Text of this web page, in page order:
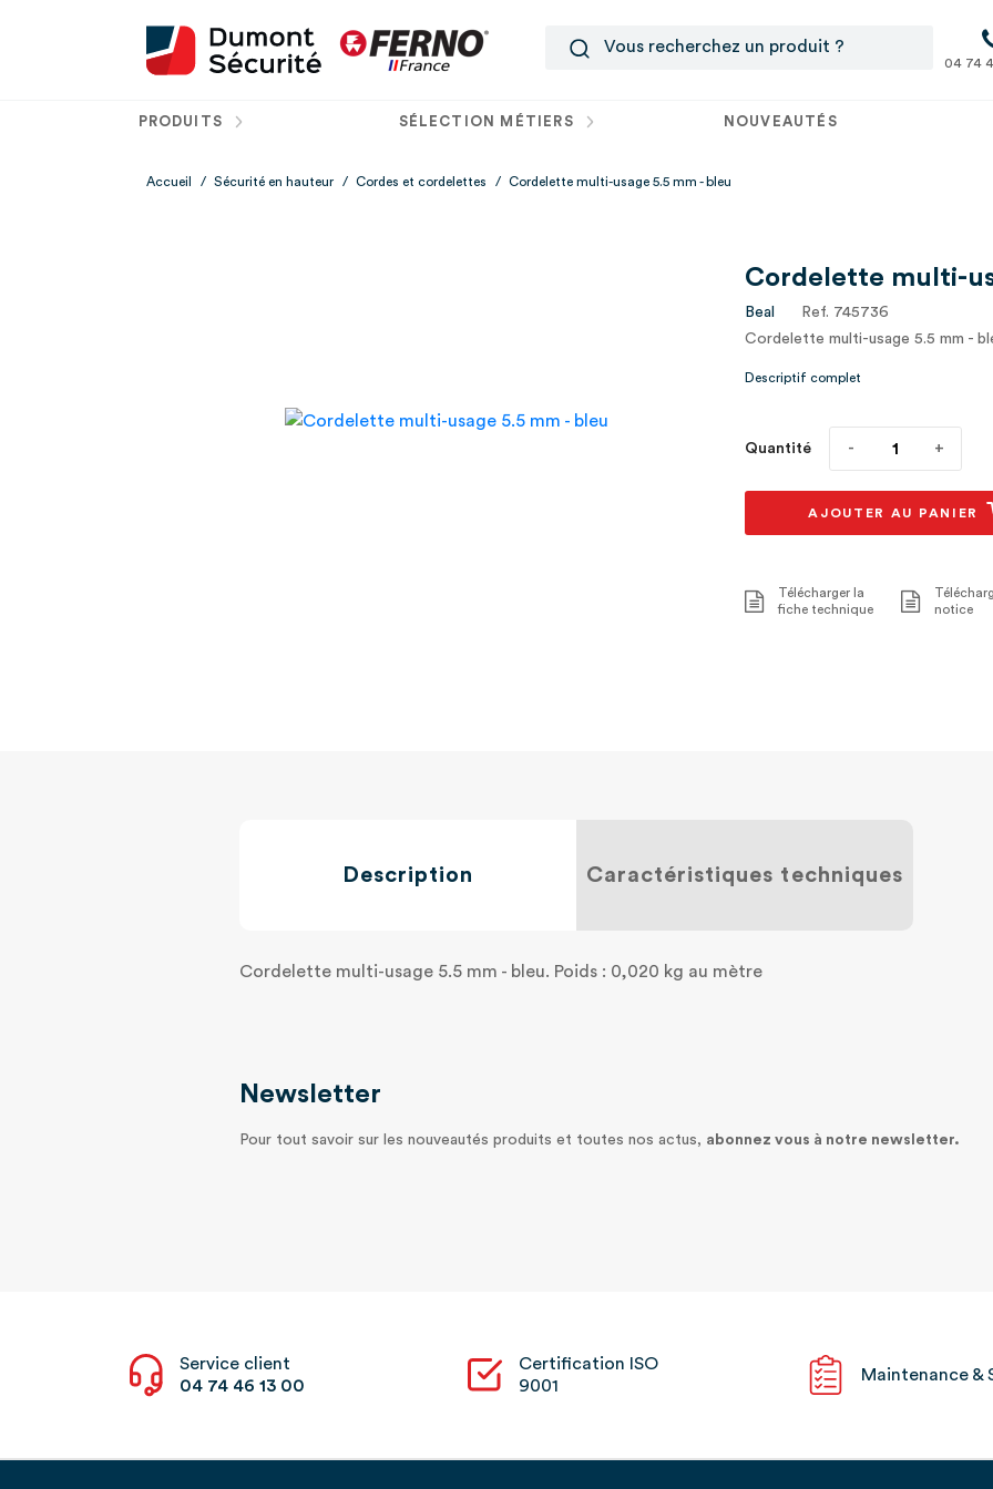
04 74
PRODUITS SÉLECTION MÉTIERS NOUVEAUTÉS
Accueil / Sécurité en hauteur / Cordes et cordelettes / Cordelette multi-usage 5.5 mm - bleu
Cordelette multi-
Beal
Ref. 745736
Cordelette multi-usage 5.5 mm -
Descriptif complet
Quantité
AJOUTER AU PANIER
Télécharger la
fiche technique
notice
Description Caractéristiques techniques
Cordelette multi-usage 5.5 mm - bleu. Poids : 0,020 kg au mètre
Newsletter
Pour tout savoir sur les nouveautés produits et toutes nos actus, abonnez vous à notre newsletter.
Service client
04 74 46 13 00
Certification ISO
9001
Maintenance &